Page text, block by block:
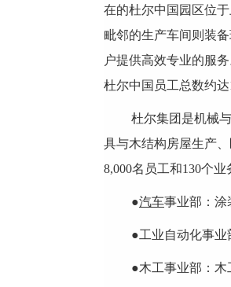
在的杜尔中国园区位
毗邻的生产车间则装
户提供高效专业的服
杜尔中国员工总数约达
杜尔集团是机械
具与木结构房屋生产
8,000名员工和130个
●汽车事业部：涂
●工业自动化事业
●木工事业部：木